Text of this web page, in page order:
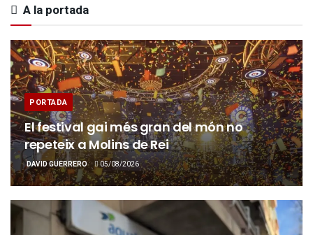
A la portada
PORTADA
El festival gai més gran del món no
repeteix a Molins de Rei
DAVID GUERRERO 05/08/2026